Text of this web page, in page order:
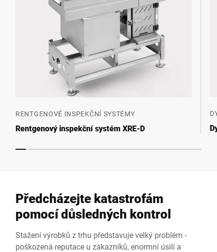
RENTGENOVÉ INSPEKČNÍ SYSTÉMY
Rentgenový inspekční systém XRE-D
Předcházejte katastrofám
pomocí důsledných kontrol
Stažení výrobků z trhu představuje velký problém -
poškozená reputace u zákazníků, enormní úsilí a